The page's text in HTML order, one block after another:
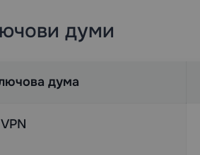
думи
дума
VPN